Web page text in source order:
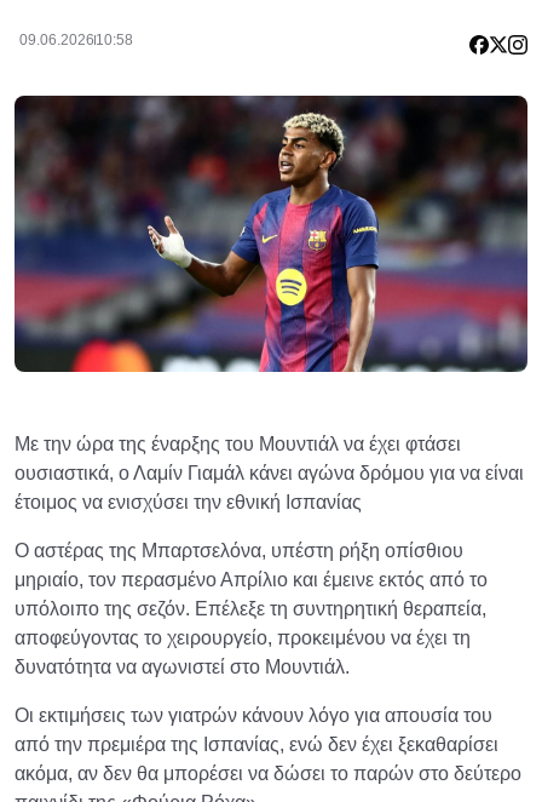
09.06.2026 10:58
Με την ώρα της έναρξης του Μουντιάλ να έχει φτάσει
ουσιαστικά, ο Λαμίν Γιαμάλ κάνει αγώνα δρόμου για να είναι
έτοιμος να ενισχύσει την εθνική Ισπανίας
Ο αστέρας της Μπαρτσελόνα, υπέστη ρήξη οπίσθιου
μηριαίο, τον περασμένο Απρίλιο και έμεινε εκτός από το
υπόλοιπο της σεζόν. Επέλεξε τη συντηρητική θεραπεία,
αποφεύγοντας το χειρουργείο, προκειμένου να έχει τη
δυνατότητα να αγωνιστεί στο Μουντιάλ.
Οι εκτιμήσεις των γιατρών κάνουν λόγο για απουσία του
από την πρεμιέρα της Ισπανίας, ενώ δεν έχει ξεκαθαρίσει
ακόμα, αν δεν θα μπορέσει να δώσει το παρών στο δεύτερο